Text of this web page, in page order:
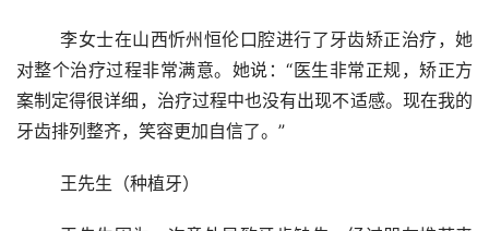
	李女士在山西忻州恒伦口腔进行了牙齿矫正治疗，她
对整个治疗过程非常满意。她说：“医生非常正规，矫正方
案制定得很详细，治疗过程中也没有出现不适感。现在我的
牙齿排列整齐，笑容更加自信了。”
	王先生（种植牙）